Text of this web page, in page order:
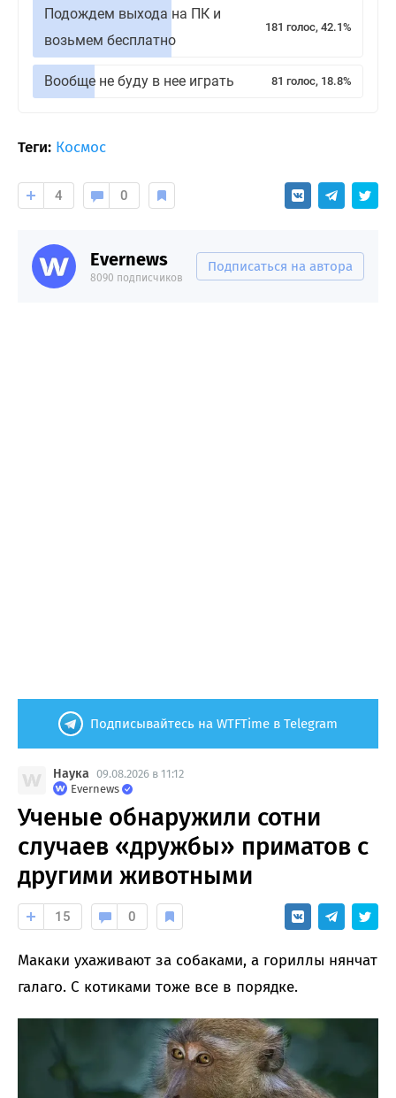
Подождем выхода на ПК и
возьмем бесплатно
181 голос, 42.1%
Вообще не буду в нее играть 81 голос, 18.8%
Теги: Космос
4 0
Evernews
8090 подписчиков
Подписаться на автора
Подписывайтесь на WTFTime в Telegram
Наука 09.08.2026 в 11:12
Evernews
Ученые обнаружили сотни
случаев «дружбы» приматов с
другими животными
15 0
Макаки ухаживают за собаками, а гориллы нянчат
галаго. С котиками тоже все в порядке.